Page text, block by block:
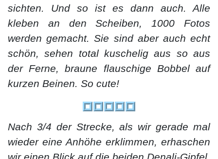
sichten. Und so ist es dann auch. Alle
kleben an den Scheiben, 1000 Fotos
werden gemacht. Sie sind aber auch echt
schön, sehen total kuschelig aus so aus
der Ferne, braune flauschige Bobbel auf
kurzen Beinen. So cute!
Nach 3/4 der Strecke, als wir gerade mal
wieder eine Anhöhe erklimmen, erhaschen